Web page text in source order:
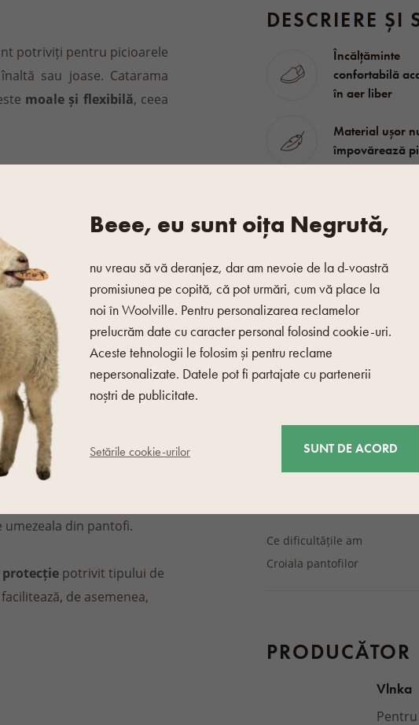
potriviți pentru picioarele
sau joase. Catarama
moale și flexibilă, ceea
o perie moale pentru a
o cârpă moale.
o cârpă moale, un
petelor.
poate deteriora. Dacă
din pantofi.
potrivit tipului de
de asemenea,
DESCRIERE ȘI
Încălțăminte
confortabilă
în aer liber
Material ușor
împovărează
Date de bază
Anotimp
Marcă
Material
Material
Alte caracteristici
Culoare
Tipul de închizătoare
Ce dificultățile am
Croiala pantofilor
PRODUCĂTOR
Vlnka
Beee, eu sunt oița Negrută,
nu vreau să vă deranjez, dar am nevoie de la d-voastră
promisiunea pe copită, că pot urmări, cum vă place la
noi în Woolville. Pentru personalizarea reclamelor
prelucrăm date cu caracter personal folosind cookie-uri.
Aceste tehnologii le folosim și pentru reclame
nepersonalizate. Datele pot fi partajate cu partenerii
noștri de publicitate.
Setările cookie-urilor SUNT DE ACORD